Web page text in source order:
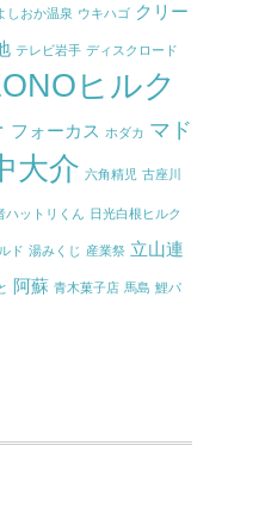
しおか温泉 ウキハゴ クリー
テレビ岩手 ディスクロード
ヒルク
フォーカス ホダカ マド
大介 六角精児 古座川
ハットリくん 日光白根ヒルク
ド 湯みくじ 産業祭 立山連
阿蘇 青木菓子店 馬島 鯉パ